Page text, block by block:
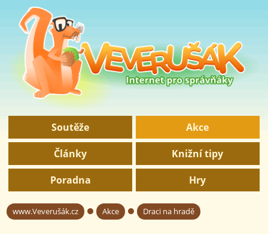
Soutěže Akce
Články Knižní tipy
Poradna Hry
www.Veverušák.cz→ Akce→ Draci na hradě